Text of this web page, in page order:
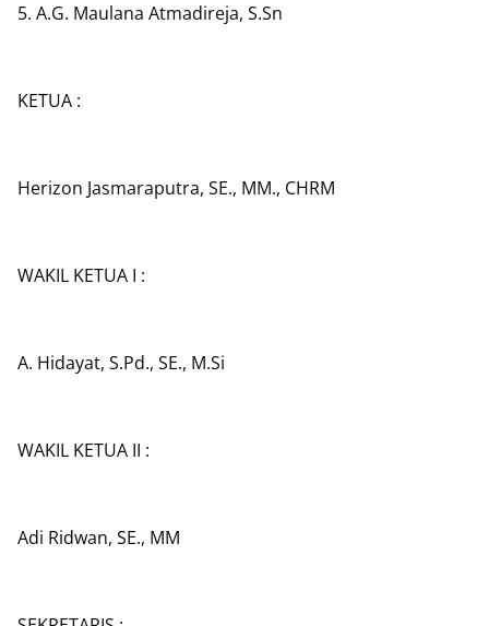
5. A.G. Maulana Atmadireja, S.Sn
KETUA :
Herizon Jasmaraputra, SE., MM., CHRM
WAKIL KETUA I :
A. Hidayat, S.Pd., SE., M.Si
WAKIL KETUA II :
Adi Ridwan, SE., MM